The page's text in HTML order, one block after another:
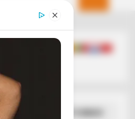
ΣΠΑΜΕ ΤΟ ΜΑΤΡΙΞ – ΤΟ ΒΙΒΛΙΟ